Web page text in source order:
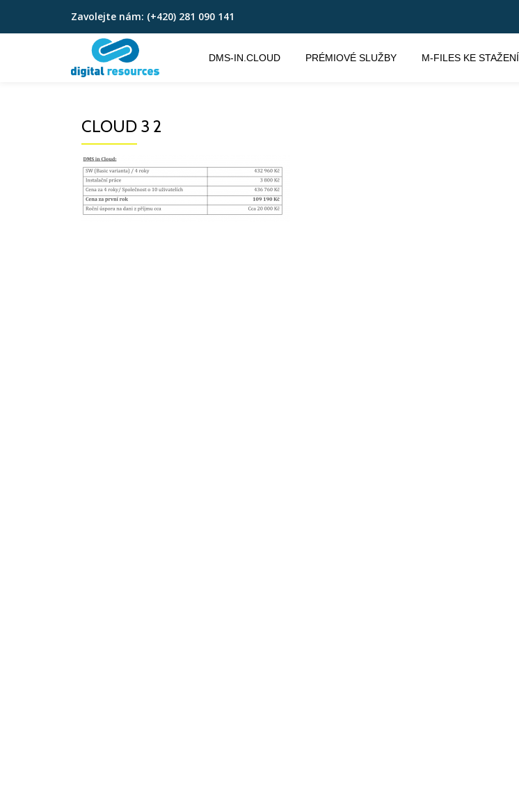
Přeskočit
Zavolejte nám: (+420) 281 090 141
DMS-IN.CLOUD PRÉMIOVÉ SLUŽBY M-FILES KE STAŽENÍ
CLOUD 3 2